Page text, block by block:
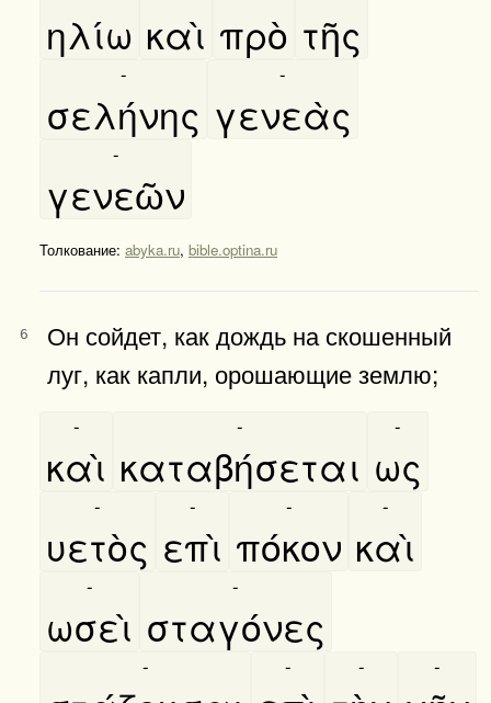
ηλίω καὶ πρὸ τῆς
σελήνης
-
γενεὰς
-
γενεῶν
-
Толкование: abyka.ru, bible.optina.ru
6
Он сойдет, как дождь на скошенный
луг, как капли, орошающие землю;
καὶ
-
καταβήσεται
-
ως
-
υετὸς
-
επὶ
-
πόκον
-
καὶ
-
ωσεὶ
-
σταγόνες
-
- - - -